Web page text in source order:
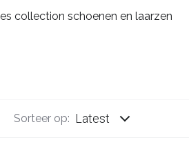
collection schoenen en laarzen
Sorteer op: Latest